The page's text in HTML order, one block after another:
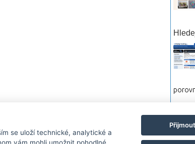
se uloží technické, analytické a